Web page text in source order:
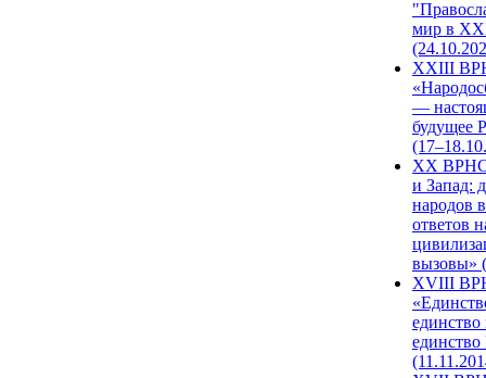
мир в
XXIII
—
будущее
XX ВРНС
и Запад:
народов
ответов
вызовы»
XVIII
единство
единство